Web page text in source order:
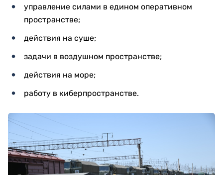
управление силами в едином оперативном
пространстве;
действия на суше;
задачи в воздушном пространстве;
действия на море;
работу в киберпространстве.